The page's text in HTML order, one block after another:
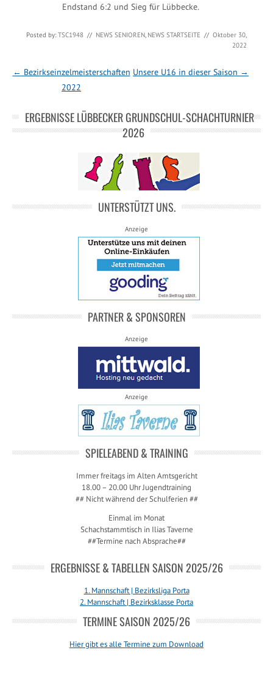
Endstand 6:2 und Sieg für Lübbecke.
Posted by: TSC1948 // NEWS SENIOREN NEWS STARTSEITE // Oktober 30,
2022
Post navigation
← Bezirkseinzelmeisterschaften
2022
Unsere U16 in dieser Saison →
ERGEBNISSE LÜBBECKER GRUNDSCHUL-SCHACHTURNIER
2026
UNTERSTÜTZT UNS.
Anzeige
PARTNER & SPONSOREN
Anzeige
Anzeige
SPIELEABEND & TRAINING
Immer freitags im Alten Amtsgericht
18.00 – 20.00 Uhr Jugendtraining
## Nicht während der Schulferien ##
Einmal im Monat
Schachstammtisch in Ilias Taverne
##Termine nach Absprache##
ERGEBNISSE & TABELLEN SAISON 2025/26
1. Mannschaft | Bezirksliga Porta
2. Mannschaft | Bezirksklasse Porta
TERMINE SAISON 2025/26
Hier gibt es alle Termine zum Download